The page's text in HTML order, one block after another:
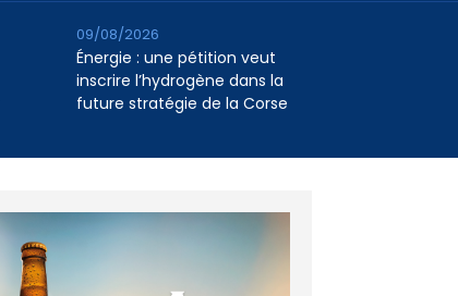
Énergie : une pétition veut
inscrire l’hydrogène dans la
future stratégie de la Corse
09/08/2026